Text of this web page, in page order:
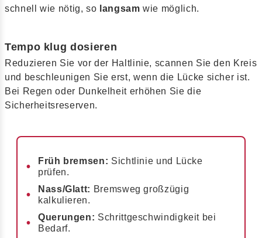
schnell wie nötig, so langsam wie möglich.
Tempo klug dosieren
Reduzieren Sie vor der Haltlinie, scannen Sie den Kreis
und beschleunigen Sie erst, wenn die Lücke sicher ist.
Bei Regen oder Dunkelheit erhöhen Sie die
Sicherheitsreserven.
Früh bremsen: Sichtlinie und Lücke
prüfen.
Nass/Glatt: Bremsweg großzügig
kalkulieren.
Querungen: Schrittgeschwindigkeit bei
Bedarf.